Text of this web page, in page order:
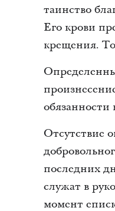
таинство
Его крови
крещения.
Отсутствие
последних
служат в
момент